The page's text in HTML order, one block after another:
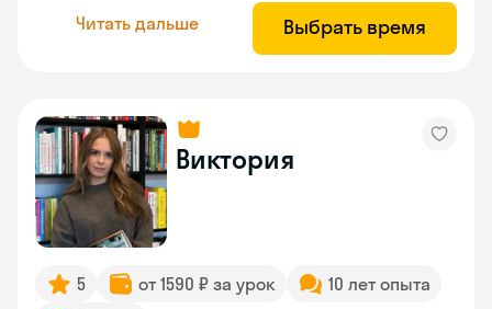
Читать дальше Выбрать время
Виктория
5 от 1590 ₽ за урок
10 лет опыта